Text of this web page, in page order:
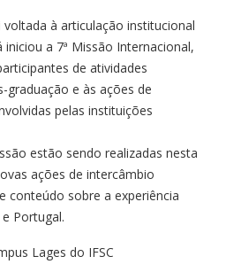
à articulação institucional
a 7ª Missão Internacional,
de atividades
graduação e às ações de
pelas instituições
estão sendo realizadas nesta
ações de intercâmbio
conteúdo sobre a experiência
Portugal.
Lages do IFSC